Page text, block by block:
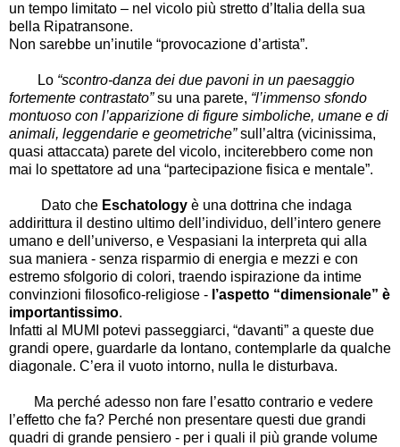
un tempo limitato – nel vicolo più stretto d’Italia della sua
bella Ripatransone.
Non sarebbe un’inutile “provocazione d’artista”.
Lo “scontro-danza dei due pavoni in un paesaggio
fortemente contrastato”su una parete, “l’immenso sfondo
montuoso con l’apparizione di figure simboliche, umane e di
animali, leggendarie e geometriche”sull’altra (vicinissima,
quasi attaccata) parete del vicolo, inciterebbero come non
mai lo spettatore ad una “partecipazione fisica e mentale”.
Dato che Eschatology è una dottrina che indaga
addirittura il destino ultimo dell’individuo, dell’intero genere
umano e dell’universo, e Vespasiani la interpreta qui alla
sua maniera - senza risparmio di energia e mezzi e con
estremo sfolgorio di colori, traendo ispirazione da intime
convinzioni filosofico-religiose - l’aspetto “dimensionale” è
importantissimo.
Infatti al MUMI potevi passeggiarci, “davanti” a queste due
grandi opere, guardarle da lontano, contemplarle da qualche
diagonale. C’era il vuoto intorno, nulla le disturbava.
Ma perché adesso non fare l’esatto contrario e vedere
l’effetto che fa? Perché non presentare questi due grandi
quadri di grande pensiero - per i quali il più grande volume